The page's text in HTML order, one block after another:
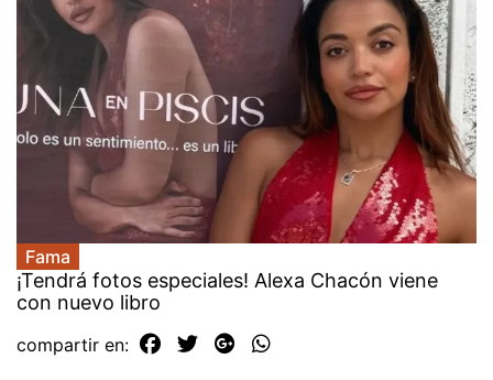
Fama
¡Tendrá fotos especiales! Alexa Chacón viene
con nuevo libro
compartir en: